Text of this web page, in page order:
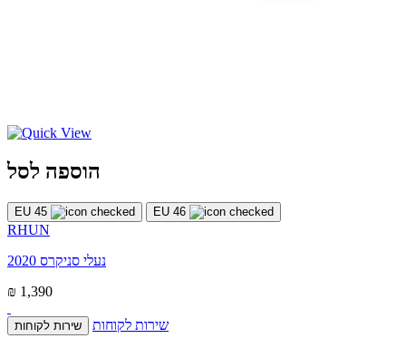
הוספה לסל
EU 45 EU 46
RHUN
נעלי סניקרס 2020
₪ 1,390
שירות לקוחות שירות לקוחות